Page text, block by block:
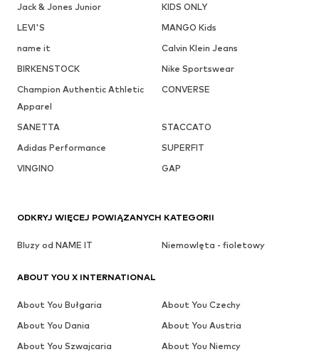
Jack & Jones Junior
KIDS ONLY
LEVI'S
MANGO Kids
name it
Calvin Klein Jeans
BIRKENSTOCK
Nike Sportswear
Champion Authentic Athletic
Apparel
CONVERSE
SANETTA
STACCATO
Adidas Performance
SUPERFIT
VINGINO
GAP
ODKRYJ WIĘCEJ POWIĄZANYCH KATEGORII
Bluzy od NAME IT Niemowlęta - fioletowy
ABOUT YOU X INTERNATIONAL
About You Bułgaria
About You Czechy
About You Dania
About You Austria
About You Szwajcaria
About You Niemcy